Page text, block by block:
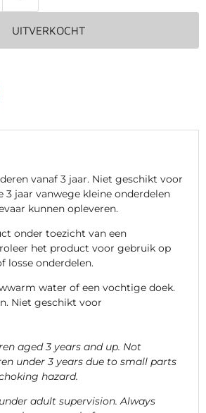
UITVERKOCHT
vanaf 3 jaar. Niet geschikt voor
3 jaar vanwege kleine onderdelen
kunnen opleveren.
onder toezicht van een
het product voor gebruik op
losse onderdelen.
water of een vochtige doek.
Niet geschikt voor
aged 3 years and up. Not
under 3 years due to small parts
hazard.
adult supervision. Always